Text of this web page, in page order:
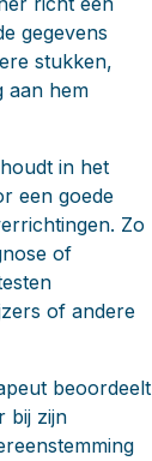
gegevens
stukken,
aan hem
in het
een goede
Zo
of
of andere
beoordeelt
bij zijn